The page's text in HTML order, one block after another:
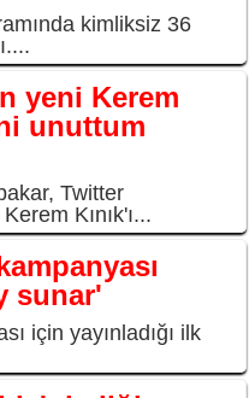
kimliksiz 36
yeni Kerem
unuttum
Twitter
Kınık'ı...
sunar'
için yayınladığı ilk